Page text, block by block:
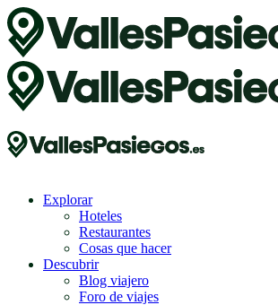
Explorar
Hoteles
Restaurantes
Cosas que hacer
Descubrir
Blog viajero
Foro de viajes